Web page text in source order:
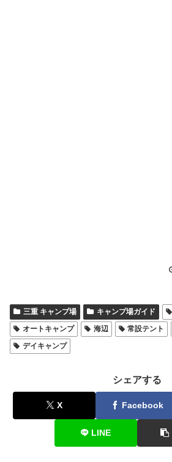
三重 キャンプ場 キャンプ場ガイド
オートキャンプ
海辺 常設テント
デイキャンプ
シェアする
X Facebook
LINE